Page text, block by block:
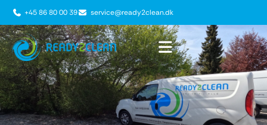
+45 86 80 00 39 service@ready2clean.dk